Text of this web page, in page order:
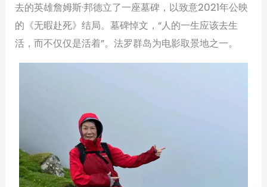
去的英雄詹姆斯·邦德立了一座墓碑，以致意2021年公映
的《无暇赴死》结局。墓碑悼文，“人的一生应该去生
活，而不仅仅是活着”。法罗群岛为电影取景地之一。